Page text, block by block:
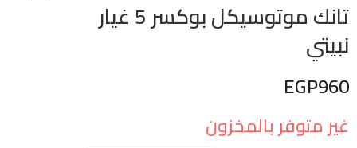
تانك موتوسيكل بوكسر 5 غيار
نبيتي
EGP960
غير متوفر بالمخزون